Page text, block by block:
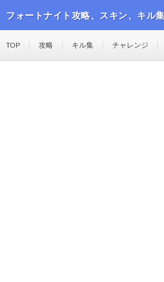
フォートナイト攻略、スキン、キル
TOP 攻略 キル集 チャレンジ